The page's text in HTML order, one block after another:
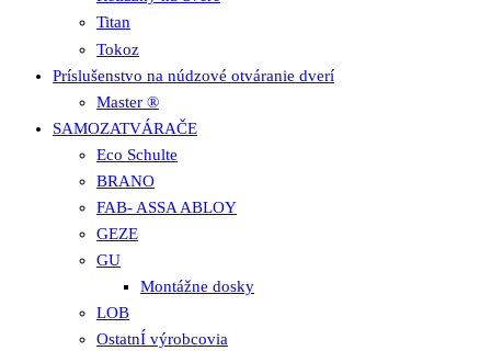
Titan
Tokoz
Príslušenstvo na núdzové otváranie dverí
Master ®
SAMOZATVÁRAČE
Eco Schulte
BRANO
FAB- ASSA ABLOY
GEZE
GU
Montážne dosky
LOB
OstatnÍ výrobcovia